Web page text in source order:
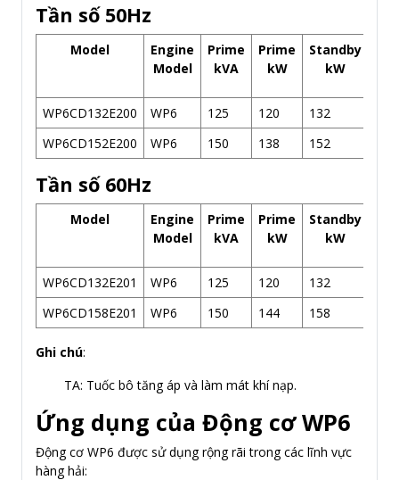
Tần số 50Hz
Model
Engine
Model
Prime
kVA
Prime
kW
Standby
kW
WP6CD132E200 WP6 125 120 132
WP6CD152E200
WP6 150 138 152
Tần số 60Hz
Model
Engine
Model
Prime
kVA
Prime
kW
Standby
kW
WP6CD132E201 WP6 125 120 132
WP6CD158E201
WP6 150 144 158
Ghi chú:
TA: Tuốc bô tăng áp và làm mát khí nạp.
Ứng dụng của Động cơ WP6
Động cơ WP6 được sử dụng rộng rãi trong các lĩnh vực
hàng hải: